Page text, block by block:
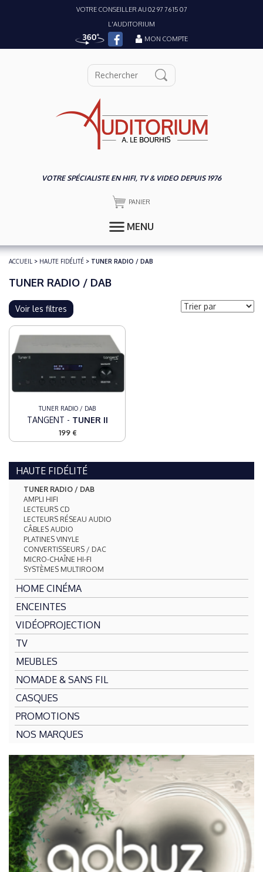
VOTRE CONSEILLER AU 02 97 76 15 07
L'AUDITORIUM
MON COMPTE
VOTRE SPÉCIALISTE EN HIFI, TV & VIDEO DEPUIS 1976
PANIER
MENU
ACCUEIL > HAUTE FIDÉLITÉ > TUNER RADIO / DAB
TUNER RADIO / DAB
Voir les filtres
TUNER RADIO / DAB
TANGENT - TUNER II
199 €
HAUTE FIDÉLITÉ
TUNER RADIO / DAB
AMPLI HIFI
LECTEURS CD
LECTEURS RÉSEAU AUDIO
CÂBLES AUDIO
PLATINES VINYLE
CONVERTISSEURS / DAC
MICRO-CHAÎNE HI-FI
SYSTÈMES MULTIROOM
HOME CINÉMA
ENCEINTES
VIDÉOPROJECTION
TV
MEUBLES
NOMADE & SANS FIL
CASQUES
PROMOTIONS
NOS MARQUES